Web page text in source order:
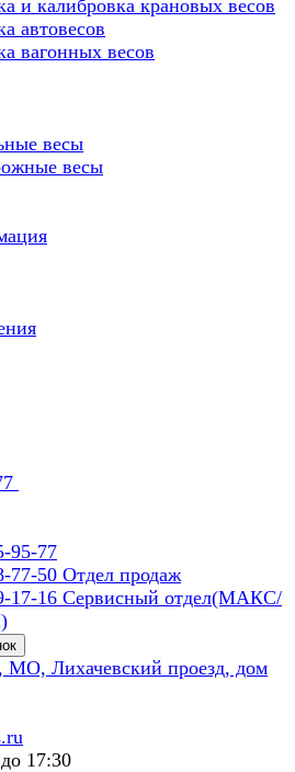
и калибровка крановых весов
автовесов
вагонных весов
весы
весы
95-77
77-50 Отдел продаж
17-16 Сервисный отдел(МАКС/
МО, Лихачевский проезд, дом
17:30